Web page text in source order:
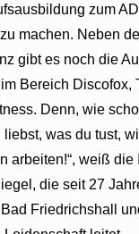
zum
machen. Neben
gibt es noch die
Bereich Discofox,
Denn, wie
was du tust,
arbeiten!“, weiß die
die seit 27
Friedrichshall